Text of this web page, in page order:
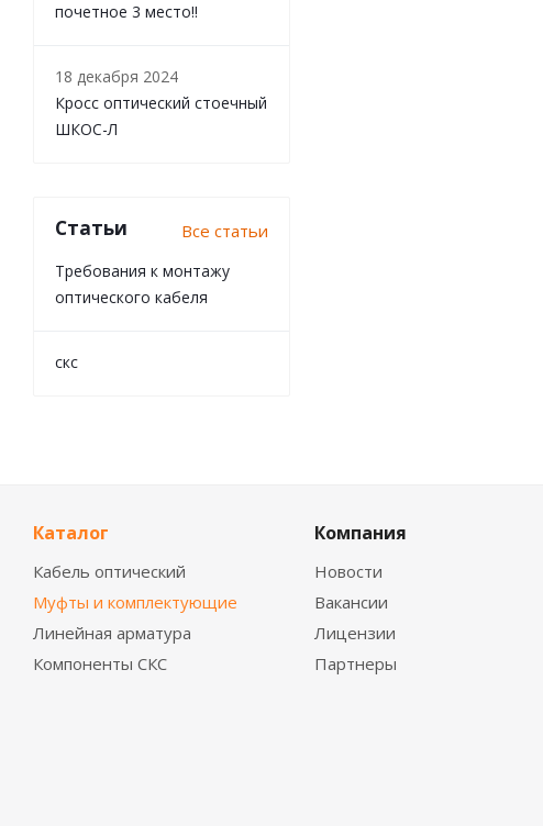
почетное 3 место!!
18 декабря 2024
Кросс оптический стоечный
ШКОС-Л
Статьи Все статьи
Требования к монтажу
оптического кабеля
скс
Каталог
Кабель оптический
Муфты и комплектующие
Линейная арматура
Компоненты СКС
Компания
Новости
Вакансии
Лицензии
Партнеры